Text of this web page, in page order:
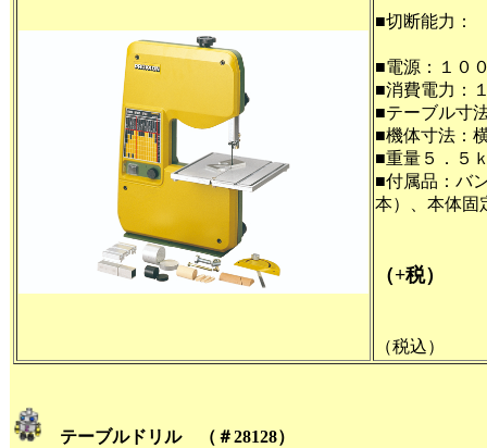
■切断能力：
■電源：１０
■消費電力：
■テーブル寸
■機体寸法：
■重量５．５
■付属品：バ
本）、本体固
（+税）
（税込）
テーブルドリル （＃28128）